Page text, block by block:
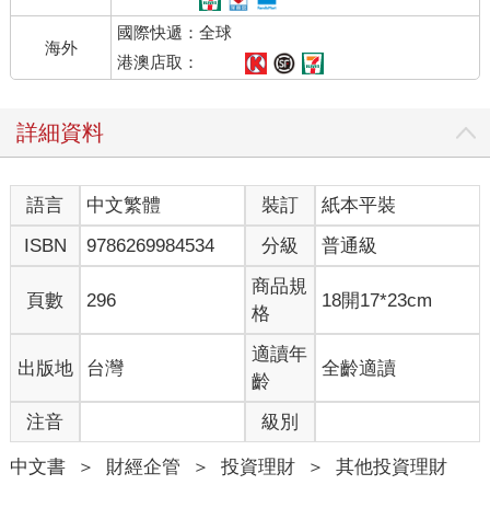
10％，但CPI僅約3％，原因即在於部分成本尚未轉嫁至消費端，
或業者選擇吸收。
雞蛋價格與通膨指數的落差
2023年初，臺灣雞蛋價格大幅波動，批發價一度從每臺斤36元漲
至50元，零售價格也逼近一顆10元，引發民眾對通膨的強烈感
受。然而，同期CPI年增率僅約2.4％，引起社會質疑政府是否
「低估物價上漲」。
事實上，雞蛋在CPI權重中占比僅約0.2％，即便漲幅高達30％，
對整體指數影響有限。相較之下，房租、水電、健保費與通訊費
等變動較少的項目占比高，導致CPI變化幅度相對平緩。
這反映出CPI作為平均性指標，無法完全捕捉特定民眾群體（如外
食族、小家庭、低收入戶）在物價變化上的體感差異。也說明
「感覺通膨」與「統計通膨」之間的真實落差。
為什麼你覺得比統計還貴？指數權重與消費模式變遷
海外
國際快遞：全球
港澳店取：
詳細資料
語言 中文繁體 裝訂
紙本平裝
ISBN
9786269984534 分級 普通級
頁數 296
商品規
格
18開17*23cm
出版地 台灣
適讀年
齡
全齡適讀
注音 級別
中文書 ＞ 財經企管 ＞ 投資理財 ＞ 其他投資理財